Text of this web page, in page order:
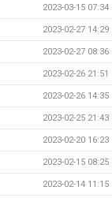
2023-03-15 07:34
2023-02-27 14:29
2023-02-27 08:36
2023-02-26 21:51
2023-02-26 14:35
2023-02-25 21:43
2023-02-20 16:23
2023-02-15 08:25
2023-02-14 11:15